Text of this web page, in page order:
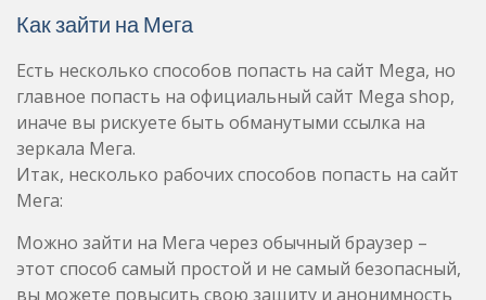
Как зайти на Мега
Есть несколько способов попасть на сайт Mega, но
главное попасть на официальный сайт Mega shop,
иначе вы рискуете быть обманутыми ссылка на
зеркала Мега.
Итак, несколько рабочих способов попасть на сайт
Мега:
Можно зайти на Мега через обычный браузер –
этот способ самый простой и не самый безопасный,
вы можете повысить свою защиту и анонимность